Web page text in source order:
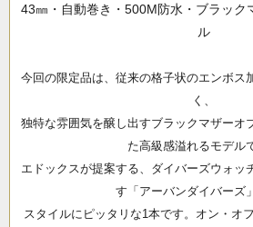
43㎜・自動巻き・500M防水・ブラック
ル
今回の限定品は、従来の格子状のエンボス
く、
独特な雰囲気を醸し出すブラックマザーオ
た高級感溢れるモデル
エドックスが提案する、ダイバーズウォッ
す「アーバンダイバーズ
スタイルにピッタリな1本です。オン・オ